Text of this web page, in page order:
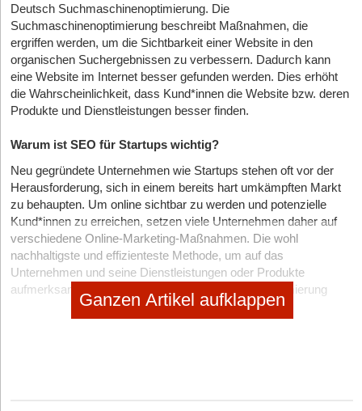
Deutsch Suchmaschinenoptimierung. Die
Suchmaschinenoptimierung beschreibt Maßnahmen, die
ergriffen werden, um die Sichtbarkeit einer Website in den
organischen Suchergebnissen zu verbessern. Dadurch kann
eine Website im Internet besser gefunden werden. Dies erhöht
die Wahrscheinlichkeit, dass Kund*innen die Website bzw. deren
Produkte und Dienstleistungen besser finden.
Warum ist SEO für Startups wichtig?
Neu gegründete Unternehmen wie Startups stehen oft vor der
Herausforderung, sich in einem bereits hart umkämpften Markt
zu behaupten. Um online sichtbar zu werden und potenzielle
Kund*innen zu erreichen, setzen viele Unternehmen daher auf
verschiedene Online-Marketing-Maßnahmen. Die wohl
nachhaltigste und effizienteste Methode, um auf das
Unternehmen und seine Dienstleistungen oder Produkte
aufmerksam zu machen, ist die Suchmaschinenoptimierung
(SEO). Durch gezielte SEO-Maßnahmen können Startups
Ganzen Artikel aufklappen